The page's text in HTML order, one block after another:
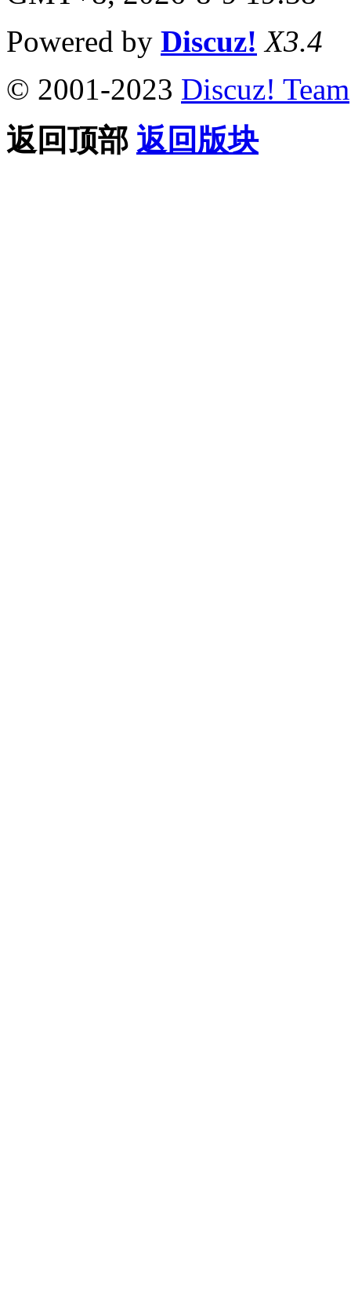
Powered by Discuz! X3.4
© 2001-2023 Discuz! Team
返回顶部 返回版块